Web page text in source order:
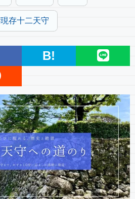
現存十二天守
B!